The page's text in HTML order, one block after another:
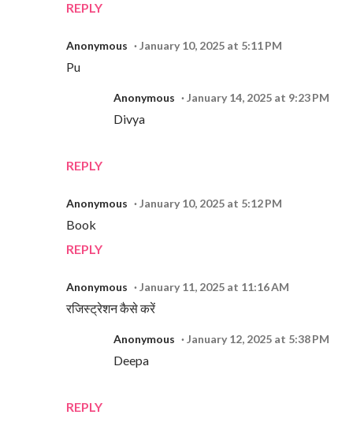
REPLY
Anonymous January 10, 2025 at 5:11 PM
Pu
REPLY
Anonymous January 14, 2025 at 9:23 PM
Divya
Anonymous January 10, 2025 at 5:12 PM
Book
REPLY
Anonymous January 11, 2025 at 11:16 AM
रजिस्ट्रेशन कैसे करें
REPLY
Anonymous January 12, 2025 at 5:38 PM
Deepa